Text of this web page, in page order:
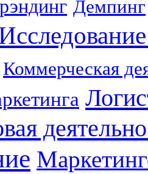
Демпинг
Коммерческая